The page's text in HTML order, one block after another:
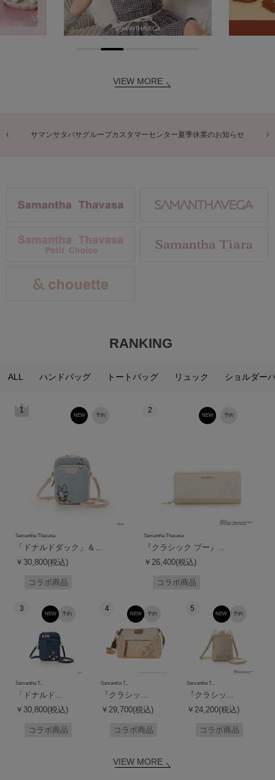
VIEW MORE
商品に関するお詫びとお知らせ
RANKING
ALL ハンドバッグ トートバッグ リュック ショルダー
1
予約
NEW
Samantha Thavasa
「ドナルドダック」＆...
￥30,800(税込)
コラボ商品
2
予約
NEW
Samantha Thavasa
『クラシック プー』...
￥26,400(税込)
コラボ商品
3
予約
NEW
Samantha T...
「ドナルド...
￥30,800(税込)
コラボ商品
4
予約
NEW
Samantha T...
『クラシッ...
￥29,700(税込)
コラボ商品
5
予約
NEW
Samantha T...
『クラシッ...
￥24,200(税込)
コラボ商品
VIEW MORE